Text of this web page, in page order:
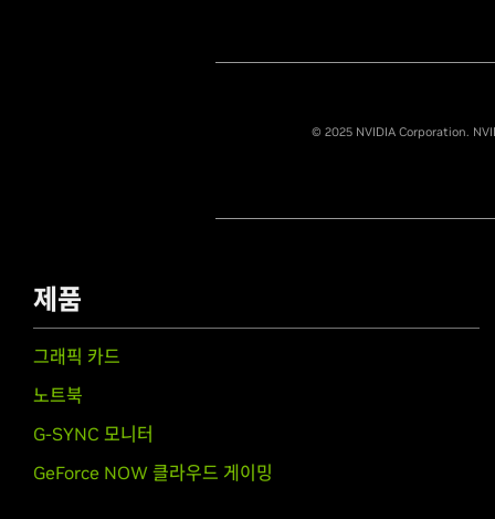
© 2025 NVIDIA Corporation.
제품
그래픽 카드
노트북
G-SYNC 모니터
GeForce NOW 클라우드 게이밍